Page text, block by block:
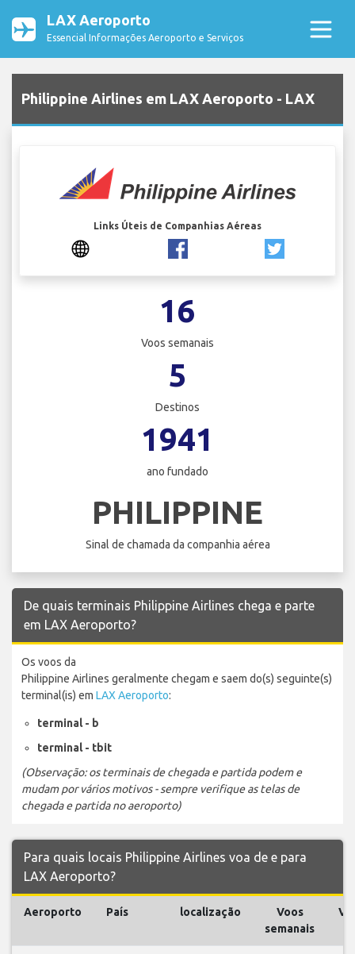
LAX Aeroporto
Essencial Informações Aeroporto e Serviços
Philippine Airlines em LAX Aeroporto - LAX
Links Úteis de Companhias Aéreas
16
Voos semanais
5
Destinos
1941
ano fundado
PHILIPPINE
Sinal de chamada da companhia aérea
De quais terminais Philippine Airlines chega e parte
em LAX Aeroporto?
Os voos da
Philippine Airlines geralmente chegam e saem do(s) seguinte(s)
terminal(is) em LAX Aeroporto:
terminal - b
terminal - tbit
(Observação: os terminais de chegada e partida podem e
mudam por vários motivos - sempre verifique as telas de
chegada e partida no aeroporto)
Para quais locais Philippine Airlines voa de e para
LAX Aeroporto?
Aeroporto País localização
Voos
semanais